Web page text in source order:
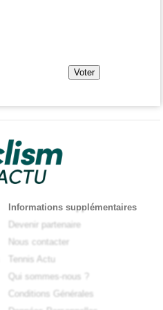
Informations supplémentaires
Devenir partenaire
Nous contacter
Tennis Actu
Qui sommes-nous ?
Conditions Générales